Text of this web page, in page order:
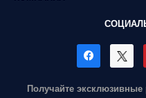
Получайте